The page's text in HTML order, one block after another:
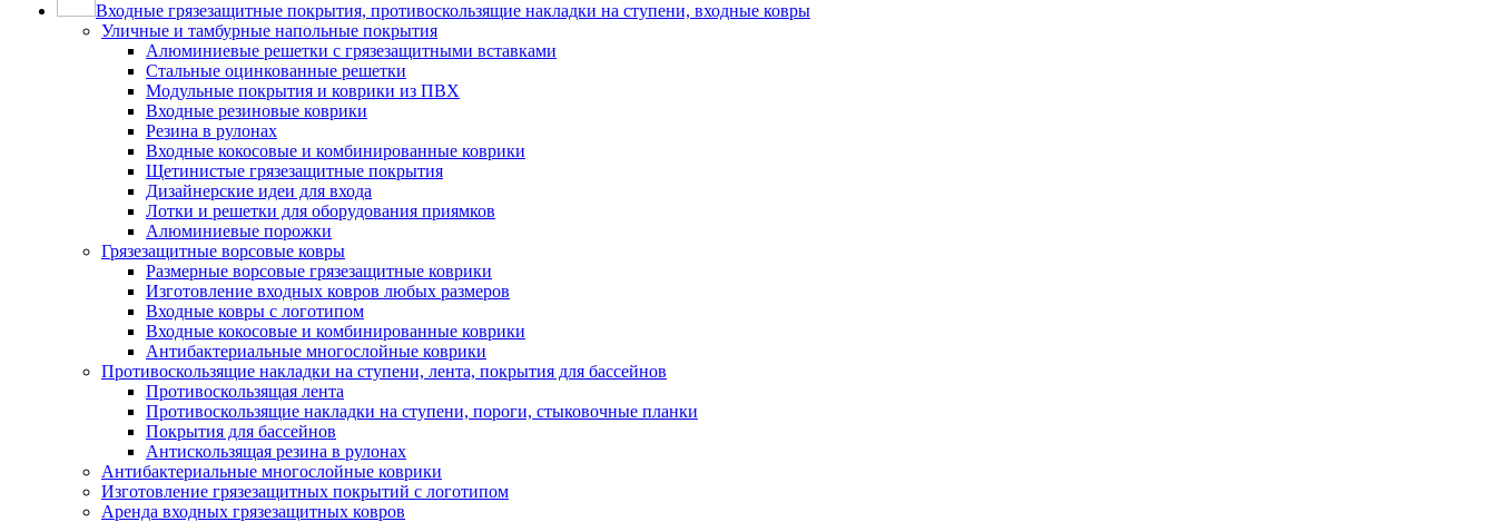
Входные грязезащитные покрытия, противоскользящие накладки на ступени, входные ковры
Уличные и тамбурные напольные покрытия
Алюминиевые решетки с грязезащитными вставками
Стальные оцинкованные решетки
Модульные покрытия и коврики из ПВХ
Входные резиновые коврики
Резина в рулонах
Входные кокосовые и комбинированные коврики
Щетинистые грязезащитные покрытия
Дизайнерские идеи для входа
Лотки и решетки для оборудования приямков
Алюминиевые порожки
Грязезащитные ворсовые ковры
Размерные ворсовые грязезащитные коврики
Изготовление входных ковров любых размеров
Входные ковры с логотипом
Входные кокосовые и комбинированные коврики
Антибактериальные многослойные коврики
Противоскользящие накладки на ступени, лента, покрытия для бассейнов
Противоскользящая лента
Противоскользящие накладки на ступени, пороги, стыковочные планки
Покрытия для бассейнов
Антискользящая резина в рулонах
Антибактериальные многослойные коврики
Изготовление грязезащитных покрытий с логотипом
Аренда входных грязезащитных ковров